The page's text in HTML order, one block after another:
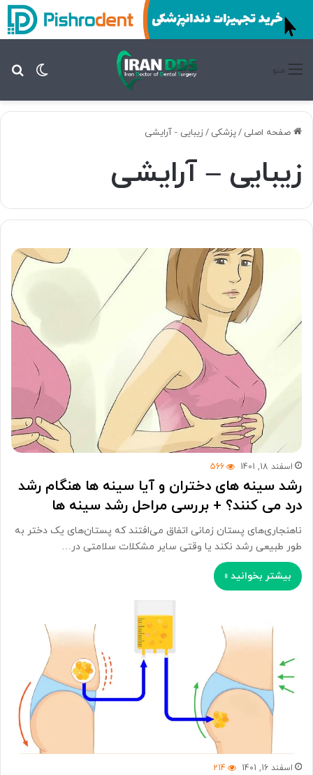
منو
صفحه اصلی /پزشکی / زیبایی - آرایشی
زیبایی – آرایشی
اسفند 18, 1401 566
رشد سینه های دختران و آیا سینه ها هنگام رشد
درد می کنند؟ + بررسی مراحل رشد سینه ها
ناهنجاری‌های پستان زمانی اتفاق می‌افتند که پستان‌های یک دختر به
طور طبیعی رشد نکند یا وقتی سایر مشکلات سلامتی در…
بیشتر بخوانید »
اسفند 16, 1401 214